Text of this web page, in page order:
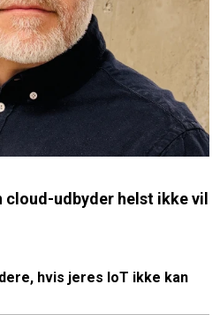
udbyder helst ikke vil
hvis jeres IoT ikke kan